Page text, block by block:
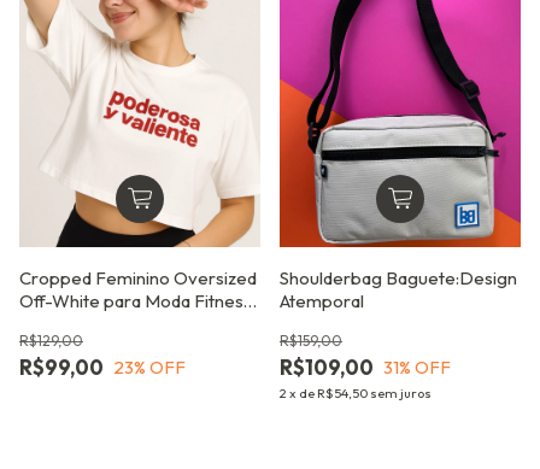
Cropped Feminino Oversized
Off-White para Moda Fitness
R$99,00
R$129,00
23% OFF
Shoulderbag Baguete:Design
Atemporal
R$109,00
R$159,00
31% OFF
2 x de R$54,50 sem juros